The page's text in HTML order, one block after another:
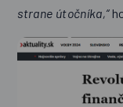
strane útočníka,“